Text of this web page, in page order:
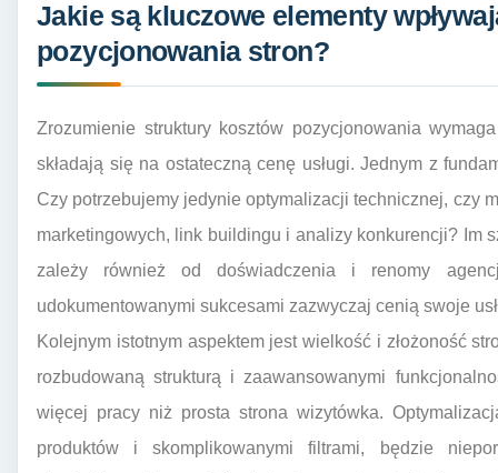
Jakie są kluczowe elementy
pozycjonowania stron?
Zrozumienie struktury kosztów pozycjonowania
składają się na ostateczną cenę usługi. Jednym z
Czy potrzebujemy jedynie optymalizacji technicznej, czy
marketingowych, link buildingu i analizy konkurencji? Im
zależy również od doświadczenia i renomy
udokumentowanymi sukcesami zazwyczaj cenią swoje
Kolejnym istotnym aspektem jest wielkość i złożoność
rozbudowaną strukturą i zaawansowanymi
więcej pracy niż prosta strona wizytówka.
produktów i skomplikowanymi filtrami, będzie